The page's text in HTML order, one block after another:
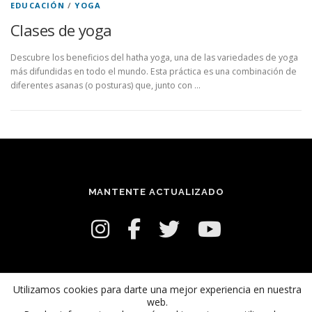
EDUCACIÓN /YOGA
Clases de yoga
Descubre los beneficios del hatha yoga, una de las variedades de yoga
más difundidas en todo el mundo. Esta práctica es una combinación de
diferentes asanas (o posturas) que, junto con …
MANTENTE ACTUALIZADO
Utilizamos cookies para darte una mejor experiencia en nuestra
web.